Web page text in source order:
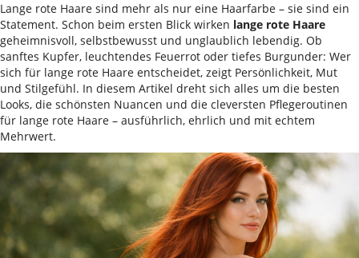
Lange rote Haare sind mehr als nur eine Haarfarbe – sie sind ein
Statement. Schon beim ersten Blick wirken lange rote Haare
geheimnisvoll, selbstbewusst und unglaublich lebendig. Ob
sanftes Kupfer, leuchtendes Feuerrot oder tiefes Burgunder: Wer
sich für lange rote Haare entscheidet, zeigt Persönlichkeit, Mut
und Stilgefühl. In diesem Artikel dreht sich alles um die besten
Looks, die schönsten Nuancen und die cleversten Pflegeroutinen
für lange rote Haare – ausführlich, ehrlich und mit echtem
Mehrwert.